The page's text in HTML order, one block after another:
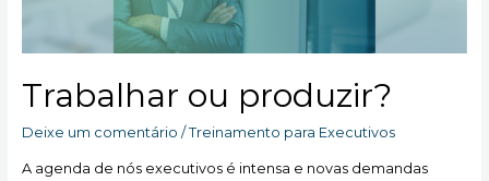
Trabalhar ou produzir?
Deixe um comentário / Treinamento para Executivos
A agenda de nós executivos é intensa e novas demandas